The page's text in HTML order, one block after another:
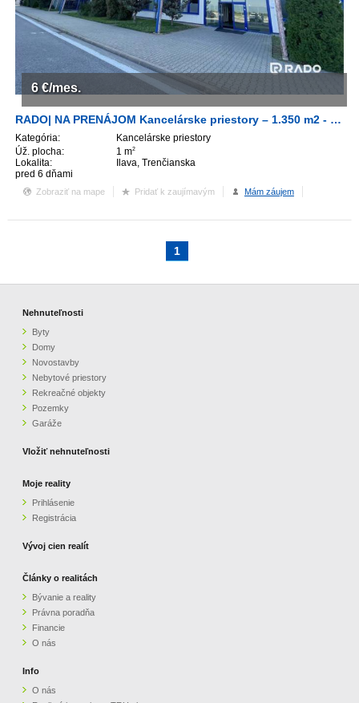
RADO| NA PRENÁJOM Kancelárske priestory – 1.350 m2 - Ilava
Kategória:
Kancelárske priestory
Úž. plocha:
1 m2
Lokalita:
Ilava, Trenčianska
pred 6 dňami
6 €/mes.
Zobraziť na mape Pridať k zaujímavým Mám záujem
1
Nehnuteľnosti
Byty
Domy
Novostavby
Nebytové priestory
Rekreačné objekty
Pozemky
Garáže
Vložiť nehnuteľnosti
Moje reality
Prihlásenie
Registrácia
Vývoj cien realít
Články o realitách
Bývanie a reality
Právna poradňa
Financie
O nás
Info
O nás